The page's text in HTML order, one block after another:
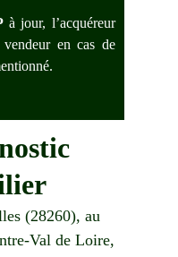
à jour, l’acquéreur
en cas de
(28260), au
Val de Loire,